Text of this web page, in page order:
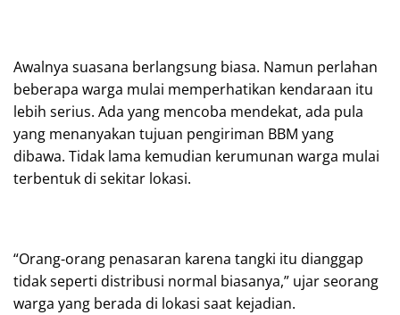
Awalnya suasana berlangsung biasa. Namun perlahan
beberapa warga mulai memperhatikan kendaraan itu
lebih serius. Ada yang mencoba mendekat, ada pula
yang menanyakan tujuan pengiriman BBM yang
dibawa. Tidak lama kemudian kerumunan warga mulai
terbentuk di sekitar lokasi.
“Orang-orang penasaran karena tangki itu dianggap
tidak seperti distribusi normal biasanya,” ujar seorang
warga yang berada di lokasi saat kejadian.